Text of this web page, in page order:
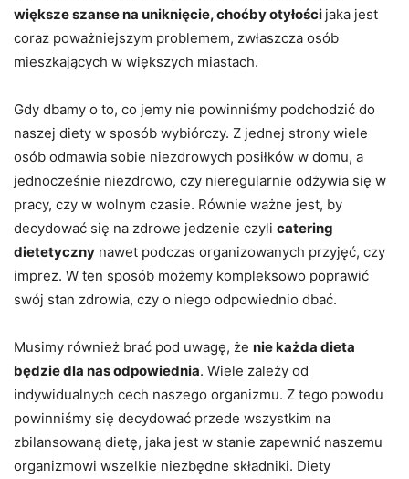
większe szanse na uniknięcie, choćby otyłości jaka jest
coraz poważniejszym problemem, zwłaszcza osób
mieszkających w większych miastach.
Gdy dbamy o to, co jemy nie powinniśmy podchodzić do
naszej diety w sposób wybiórczy. Z jednej strony wiele
osób odmawia sobie niezdrowych posiłków w domu, a
jednocześnie niezdrowo, czy nieregularnie odżywia się w
pracy, czy w wolnym czasie. Równie ważne jest, by
decydować się na zdrowe jedzenie czyli catering
dietetyczny nawet podczas organizowanych przyjęć, czy
imprez. W ten sposób możemy kompleksowo poprawić
swój stan zdrowia, czy o niego odpowiednio dbać.
Musimy również brać pod uwagę, że nie każda dieta
będzie dla nas odpowiednia. Wiele zależy od
indywidualnych cech naszego organizmu. Z tego powodu
powinniśmy się decydować przede wszystkim na
zbilansowaną dietę, jaka jest w stanie zapewnić naszemu
organizmowi wszelkie niezbędne składniki. Diety